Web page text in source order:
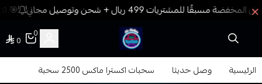
🎯
فيب المدينة
0
0
الرئيسية وصل حديثا سحبات اكسترا ماكس 2500 سحبة